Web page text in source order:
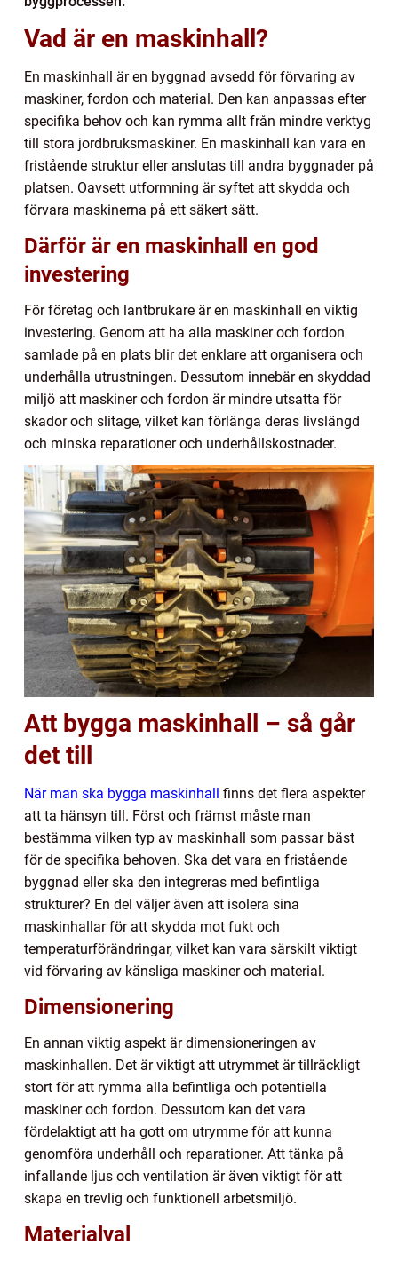
Vad är en maskinhall?
En maskinhall är en byggnad avsedd för förvaring av
maskiner, fordon och material. Den kan anpassas efter
specifika behov och kan rymma allt från mindre verktyg
till stora jordbruksmaskiner. En maskinhall kan vara en
fristående struktur eller anslutas till andra byggnader på
platsen. Oavsett utformning är syftet att skydda och
förvara maskinerna på ett säkert sätt.
Därför är en maskinhall en god
investering
För företag och lantbrukare är en maskinhall en viktig
investering. Genom att ha alla maskiner och fordon
samlade på en plats blir det enklare att organisera och
underhålla utrustningen. Dessutom innebär en skyddad
miljö att maskiner och fordon är mindre utsatta för
skador och slitage, vilket kan förlänga deras livslängd
och minska reparationer och underhållskostnader.
Att bygga maskinhall – så går
det till
När man ska bygga maskinhall finns det flera aspekter
att ta hänsyn till. Först och främst måste man
bestämma vilken typ av maskinhall som passar bäst
för de specifika behoven. Ska det vara en fristående
byggnad eller ska den integreras med befintliga
strukturer? En del väljer även att isolera sina
maskinhallar för att skydda mot fukt och
temperaturförändringar, vilket kan vara särskilt viktigt
vid förvaring av känsliga maskiner och material.
Dimensionering
En annan viktig aspekt är dimensioneringen av
maskinhallen. Det är viktigt att utrymmet är tillräckligt
stort för att rymma alla befintliga och potentiella
maskiner och fordon. Dessutom kan det vara
fördelaktigt att ha gott om utrymme för att kunna
genomföra underhåll och reparationer. Att tänka på
infallande ljus och ventilation är även viktigt för att
skapa en trevlig och funktionell arbetsmiljö.
Materialval